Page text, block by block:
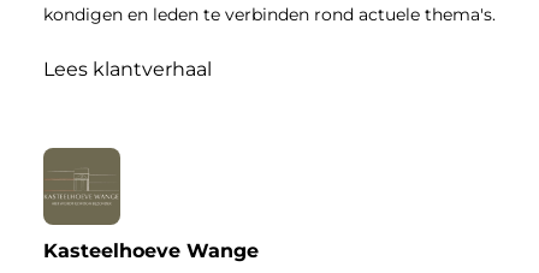
kondigen en leden te verbinden rond actuele thema's.
Lees klantverhaal
Kasteelhoeve Wange